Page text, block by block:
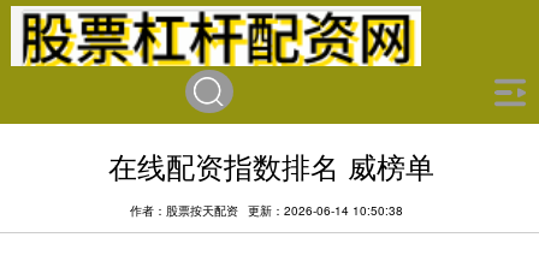
在线配资指数排名 威榜单
作者：股票按天配资 更新：2026-06-14 10:50:38